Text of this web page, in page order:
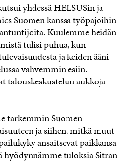
yhdessä HELSUSin ja
Suomen kanssa työpajoihin
Kuulemme heidän
tulisi puhua, kun
ja keiden ääni
vahvemmin esiin.
talouskeskustelun aukkoja
tarkemmin Suomen
ja siihen, mitkä muut
ansaitsevat paikkansa
hyödynnämme tuloksia Sitran